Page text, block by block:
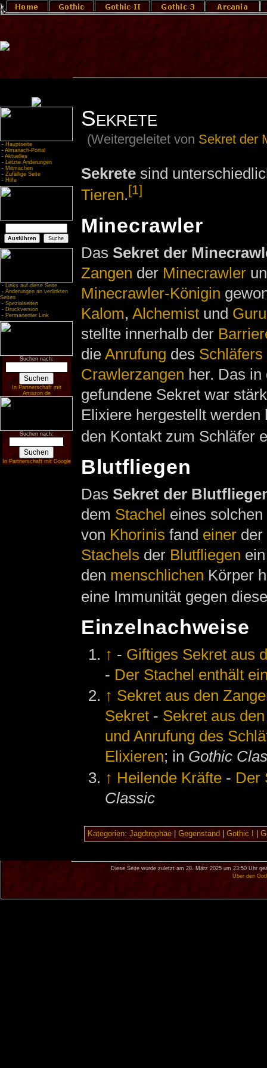
- Hauptseite
- Almanach-Portal
- Aktuelles
- Letzte Änderungen
- Mitmachen
- Zufällige Seite
- Hilfe
- Links auf diese Seite
- Änderungen an verlinkten
Seiten
- Spezialseiten
- Druckversion
- Permanenter Link
Suchen nach:
In Partnerschaft mit
Amazon.de
Suchen nach:
In Partnerschaft mit Google
Sekrete
(Weitergeleitet von Sekret der
Sekretesind
Tieren.[1]
Minecrawler
Das Sekret der
Zangen der Minecrawler
Minecrawler-Königin
Kalom, Alchemistund Guru
stellte innerhalb der
die Anrufung des Schläfers
Crawlerzangen her. Das in
gefundene Sekret war
Elixiere hergestellt werden
den Kontakt zum Schläfer
Blutfliegen
Das Sekret der
dem Stachel eines
von Khorinis fand einerder
Stachels der Blutfliegen
den menschlichen Körper
eine Immunität gegen
Einzelnachweise
↑ - Giftiges Sekret aus
- Der Stachel enthält
↑ Sekret aus den
Sekret - Sekret aus
und Anrufung des
Elixieren; in Gothic
↑ Heilende Kräfte - Der
Classic
Kategorien: Jagdtrophäe| Gegenstand Gothic I
Diese Seite wurde zuletzt am 28. März 2025 um 23:50 Uhr
Über den